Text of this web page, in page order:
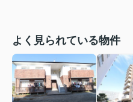
よく見られている物件